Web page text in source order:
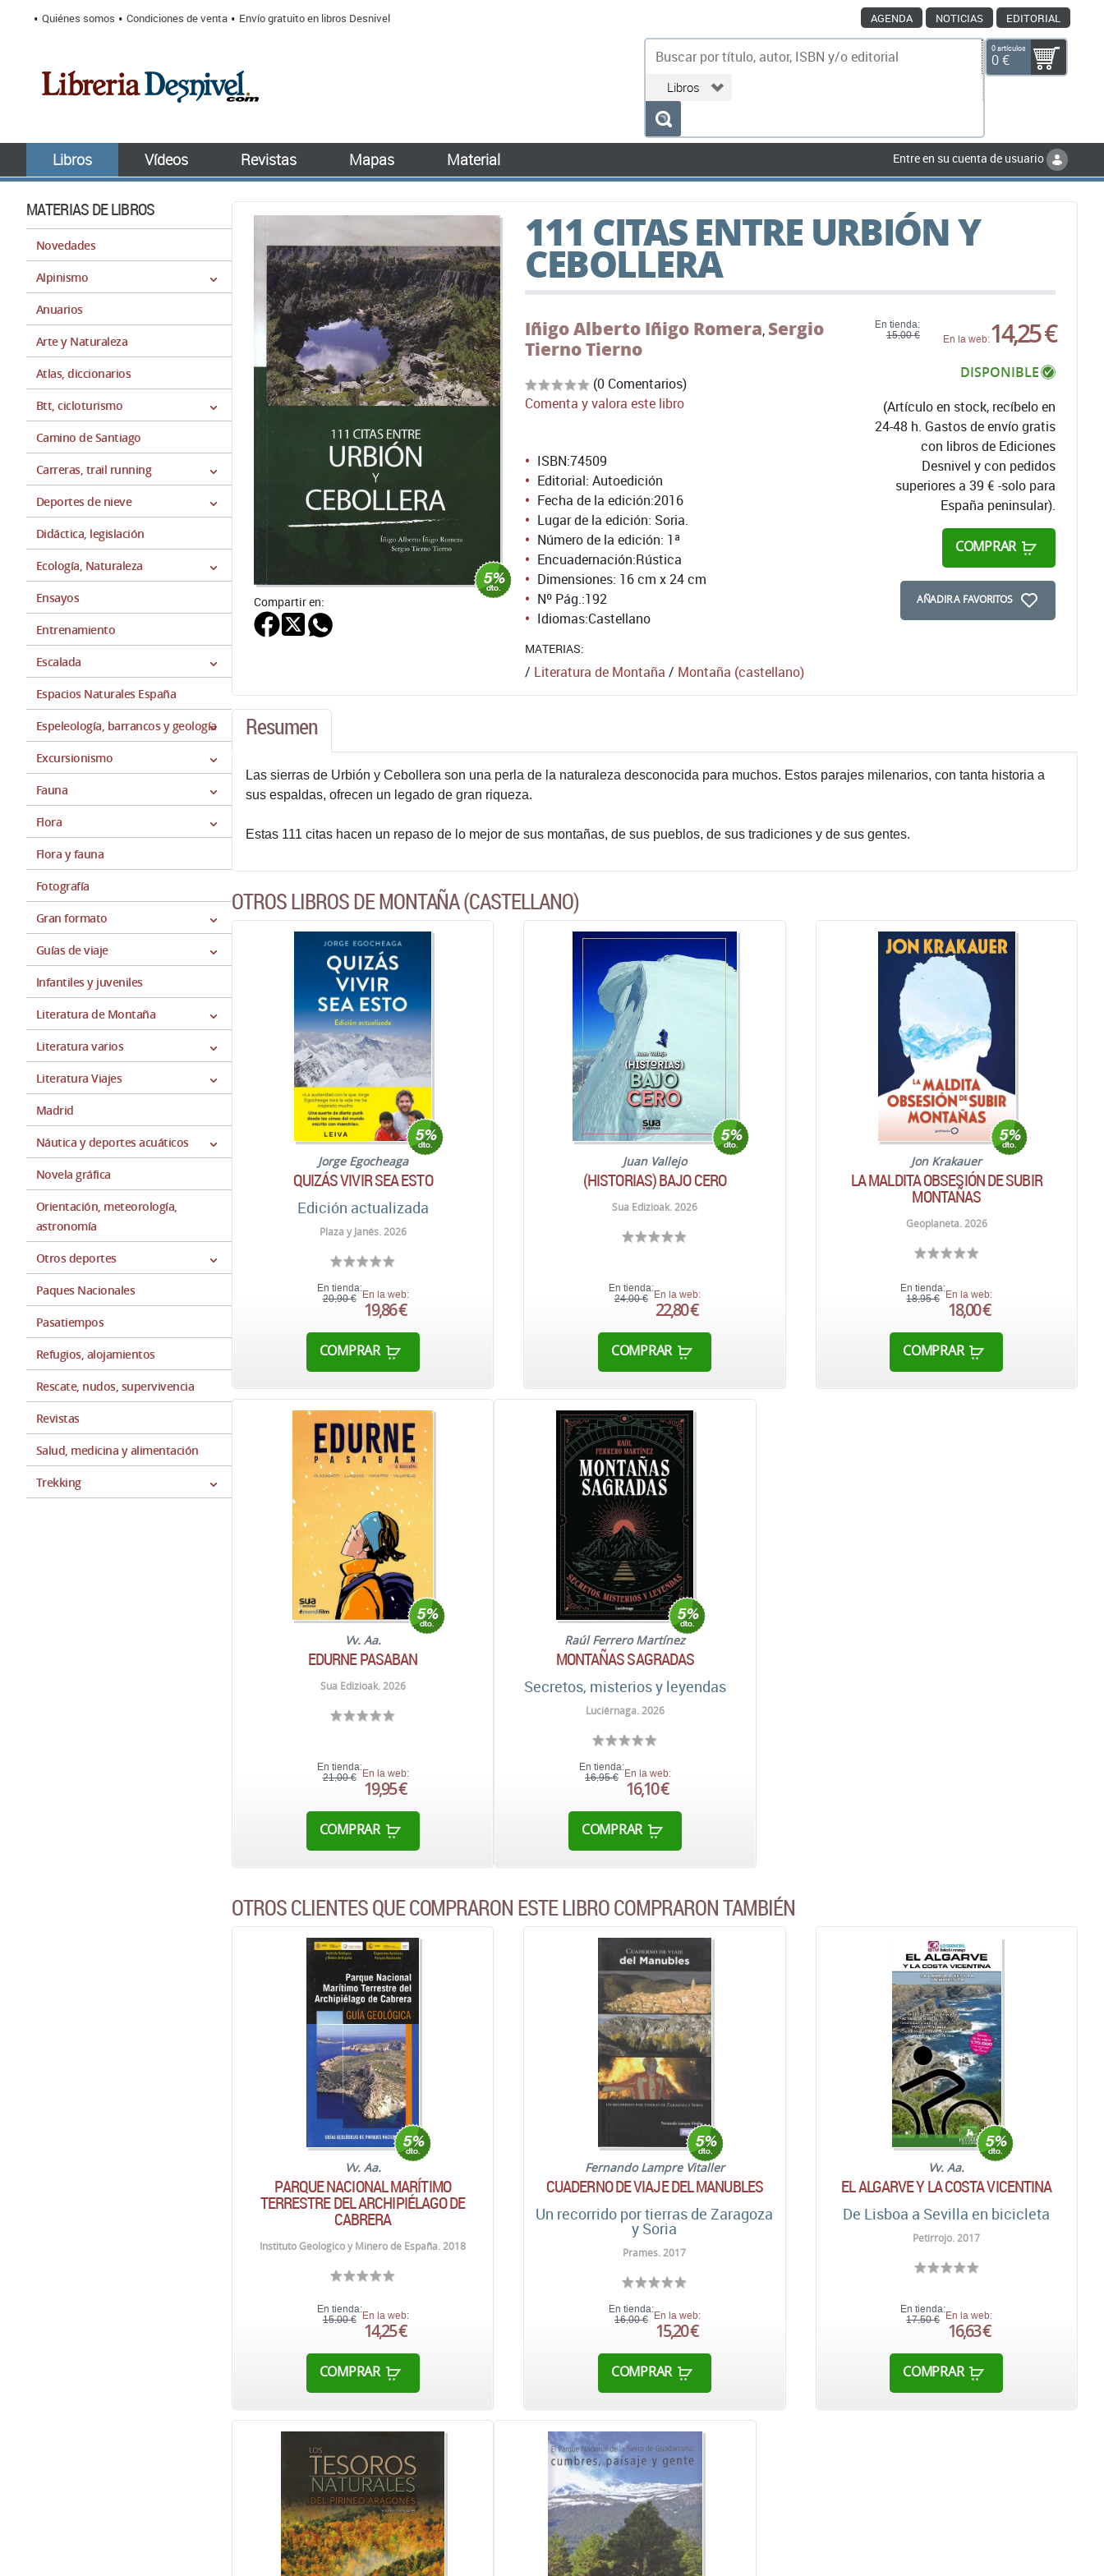
Quiénes somos Condiciones de venta Envío gratuito en libros Desnivel AGENDA NOTICIAS EDITORIAL
0 artículos
0 €
Libros Vídeos Revistas Mapas Material Entre en su cuenta de usuario
MATERIAS DE LIBROS
Novedades
Alpinismo
Anuarios
Arte y Naturaleza
Atlas, diccionarios
Btt, cicloturismo
Camino de Santiago
Carreras, trail running
Deportes de nieve
Didáctica, legislación
Ecología, Naturaleza
Ensayos
Entrenamiento
Escalada
Espacios Naturales España
Espeleología, barrancos y geología
Excursionismo
Fauna
Flora
Flora y fauna
Fotografía
Gran formato
Guías de viaje
Infantiles y juveniles
Literatura de Montaña
Literatura varios
Literatura Viajes
Madrid
Náutica y deportes acuáticos
Novela gráfica
Orientación, meteorología,
astronomía
Otros deportes
Paques Nacionales
Pasatiempos
Refugios, alojamientos
Rescate, nudos, supervivencia
Revistas
Salud, medicina y alimentación
Trekking
111 CITAS ENTRE URBIÓN Y
CEBOLLERA
Compartir en:
Iñigo Alberto Iñigo Romera, Sergio
Tierno Tierno
(0 Comentarios)
Comenta y valora este libro
En tienda:
15,00 €
En la web:14,25 €
DISPONIBLE
(Artículo en stock, recíbelo en
24-48 h. Gastos de envío gratis
con libros de Ediciones
Desnivel y con pedidos
superiores a 39 € -solo para
España peninsular).
COMPRAR
AÑADIR A FAVORITOS
ISBN:74509
Editorial: Autoedición
Fecha de la edición:2016
Lugar de la edición: Soria.
Número de la edición: 1ª
Encuadernación:Rústica
Dimensiones: 16 cm x 24 cm
Nº Pág.:192
Idiomas:Castellano
MATERIAS:
/ Literatura de Montaña / Montaña (castellano)
Resumen
Las sierras de Urbión y Cebollera son una perla de la naturaleza desconocida para muchos. Estos parajes milenarios, con tanta historia a
sus espaldas, ofrecen un legado de gran riqueza.
Estas 111 citas hacen un repaso de lo mejor de sus montañas, de sus pueblos, de sus tradiciones y de sus gentes.
OTROS LIBROS DE MONTAÑA (CASTELLANO)
Jorge Egocheaga
QUIZÁS VIVIR SEA ESTO
Edición actualizada
Plaza y Janés. 2026
En tienda:
20,90 € En la web:
19,86 €
COMPRAR
Juan Vallejo
(HISTORIAS) BAJO CERO
Sua Edizioak. 2026
En tienda:
24,00 € En la web:
22,80 €
COMPRAR
Jon Krakauer
LA MALDITA OBSESIÓN DE SUBIR
MONTAÑAS
Geoplaneta. 2026
En tienda:
18,95 €
En la web:
18,00 €
COMPRAR
Vv. Aa.
EDURNE PASABAN
Sua Edizioak. 2026
En tienda:
21,00 € En la web:
19,95 €
COMPRAR
Raúl Ferrero Martínez
MONTAÑAS SAGRADAS
Secretos, misterios y leyendas
Luciérnaga. 2026
En tienda:
16,95 € En la web:
16,10 €
COMPRAR
OTROS CLIENTES QUE COMPRARON ESTE LIBRO COMPRARON TAMBIÉN
Vv. Aa.
PARQUE NACIONAL MARÍTIMO
TERRESTRE DEL ARCHIPIÉLAGO DE
CABRERA
Instituto Geologico y Minero de España. 2018
En tienda:
15,00 € En la web:
14,25 €
COMPRAR
Fernando Lampre Vitaller
CUADERNO DE VIAJE DEL MANUBLES
Un recorrido por tierras de Zaragoza
y Soria
Prames. 2017
En tienda:
16,00 € En la web:
15,20 €
COMPRAR
Vv. Aa.
EL ALGARVE Y LA COSTA VICENTINA
De Lisboa a Sevilla en bicicleta
Petirrojo. 2017
En tienda:
17,50 €
En la web:
16,63 €
COMPRAR